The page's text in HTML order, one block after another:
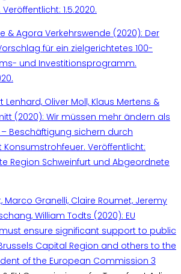
1.5.2020.
& Agora Verkehrswende (2020): Der
für ein zielgerichtetes 100-
und Investitionsprogramm.
Lenhard, Oliver Moll, Klaus Mertens &
(2020): Wir müssen mehr ändern als
Beschäftigung sichern durch
Veröffentlicht:
Region Schweinfurt und Abgeordnete
Marco Granelli, Claire Roumet, Jeremy
William Todts (2020): EU
ensure significant support to public
Capital Region and others to the
of the European Commission 3